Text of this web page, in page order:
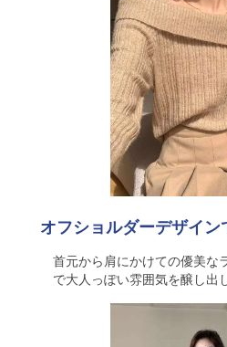
オフショルダーデザイン
首元から肩にかけての優美な
で大人っぽい雰囲気を醸し出